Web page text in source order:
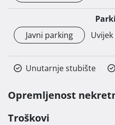
Javni parking
Unutarnje stubište
Opremljenost
Troškovi